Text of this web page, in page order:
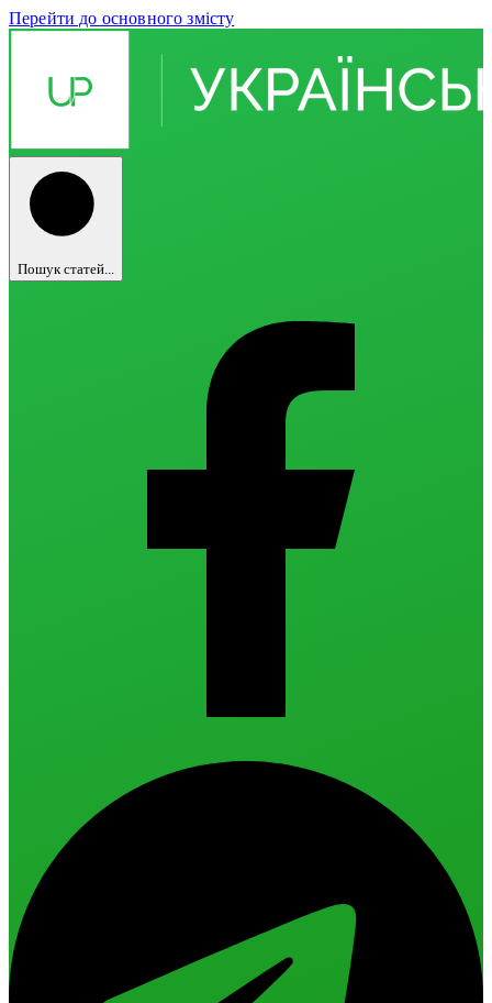
Перейти до основного змісту
Пошук статей...